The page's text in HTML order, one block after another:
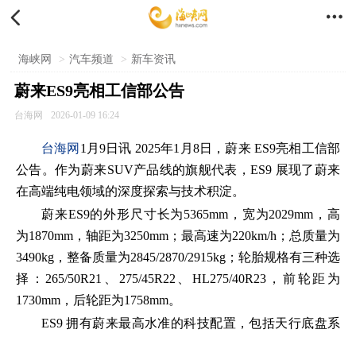
 
海峡网 > 汽车频道 > 新车资讯
蔚来ES9亮相工信部公告
台海网 2026-01-09 16:24
台海网 1月9日讯 2025年1月8日，蔚来 ES9亮相工信部
公告。作为蔚来SUV产品线的旗舰代表，ES9 展现了蔚来
在高端纯电领域的深度探索与技术积淀。
蔚来ES9的外形尺寸长为5365mm，宽为2029mm，高
为1870mm，轴距为3250mm；最高速为220km/h；总质量为
3490kg，整备质量为2845/2870/2915kg；轮胎规格有三种选
择：265/50R21、275/45R22、HL275/40R23，前轮距为
1730mm，后轮距为1758mm。
ES9 拥有蔚来最高水准的科技配置，包括天行底盘系